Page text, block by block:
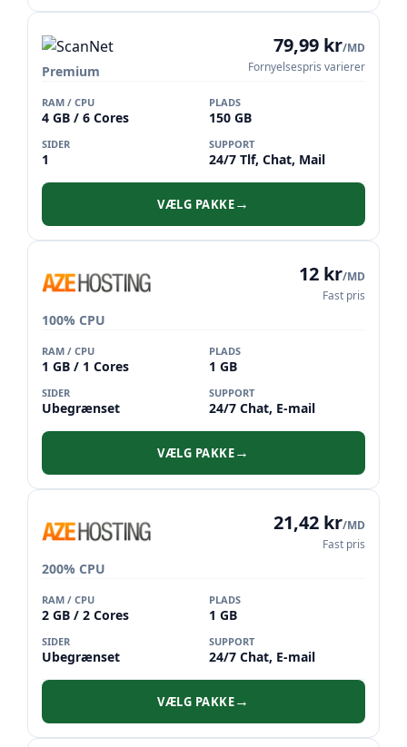
Premium
79,99 kr/MD
Fornyelsespris varierer
RAM / CPU
4 GB / 6 Cores
PLADS
150 GB
SIDER
1
SUPPORT
24/7 Tlf, Chat, Mail
VÆLG PAKKE→
100% CPU
12 kr/MD
Fast pris
RAM / CPU
1 GB / 1 Cores
PLADS
1 GB
SIDER
Ubegrænset
SUPPORT
24/7 Chat, E-mail
VÆLG PAKKE→
200% CPU
21,42 kr/MD
Fast pris
RAM / CPU
2 GB / 2 Cores
PLADS
1 GB
SIDER
Ubegrænset
SUPPORT
24/7 Chat, E-mail
VÆLG PAKKE→